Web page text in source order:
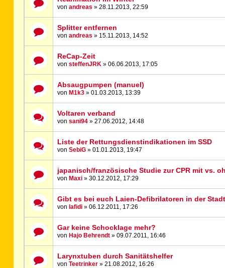
vonandreas » 28.11.2013, 22:59
Splitter entfernen
vonandreas » 15.11.2013, 14:52
ReCap-Zeit
vonsteffenJRK » 06.06.2013, 17:05
Absaugpumpen (manuel)
von M1k3 » 01.03.2013, 13:39
Voltaren verband
vonsani94 » 27.06.2012, 14:48
Liste der Rettungsdienstindikationen im SSD
vonSebiG » 01.01.2013, 19:47
japanisch/französische Studie zur CPR mit vs.
von Maxi » 30.12.2012, 17:29
Gibt es bei euch Laien-Defibrilatoren in der
von lafidi » 06.12.2011, 17:26
Gar keine Schocklage mehr?
von Hajo Behrendt » 09.07.2011, 16:46
Larynxtuben durch Sanitätshelfer
vonTeetrinker » 21.08.2012, 16:26